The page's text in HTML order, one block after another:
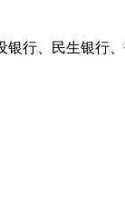
银行、民生银行